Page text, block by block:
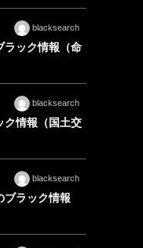
blacksearch
ラック情報（命
blacksearch
ク情報（国土交
blacksearch
ブラック情報